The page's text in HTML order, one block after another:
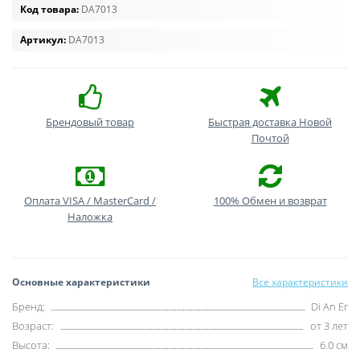
Код товара: DA7013
Артикул: DA7013
Брендовый товар
Быстрая доставка Новой
Почтой
Оплата VISA / MasterCard /
Наложка
100% Обмен и возврат
Основные характеристики Все характеристики
Бренд:
Di An Er
Возраст:
от 3 лет
Высота:
6.0 см